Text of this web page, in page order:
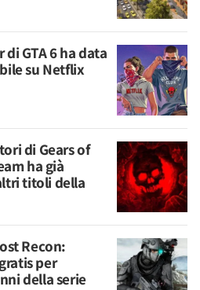
GTA 6 ha data
su Netflix
di Gears of
ha già
titoli della
Recon:
per
della serie